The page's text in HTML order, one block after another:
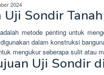
2024
Uji Sondir
metode penting untuk
dalam konstruksi
mengukur seberapa sulit atau
Uji Sondir